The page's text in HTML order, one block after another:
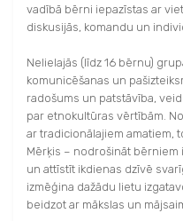
vadībā bērni iepazīstas ar
diskusijās, komandu un
Nelielajās (līdz 16 bērnu)
komunicēšanas un
radošums un patstāvība,
par etnokultūras vērtībām.
ar tradicionālajiem amatiem,
Mērķis – nodrošināt bērniem
un attīstīt ikdienas dzīvē
izmēģina dažādu lietu
beidzot ar mākslas un